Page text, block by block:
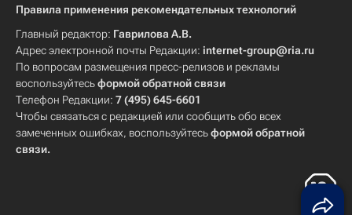
Правила применения рекомендательных технологий
Главный редактор: Гаврилова А.В.
Адрес электронной почты Редакции: internet-group@ria.ru
По вопросам размещения пресс-релизов и рекламы
воспользуйтесьформой обратной связи
Телефон Редакции: 7 (495) 645-6601
Чтобы связаться с редакцией или сообщить обо всех
замеченных ошибках, воспользуйтесьформой обратной
связи.